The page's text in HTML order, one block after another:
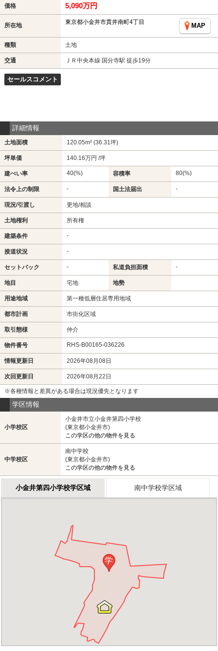
価格 5,090万円
所在地 東京都小金井市貫井南町4丁目
MAP
種類 土地
交通 ＪＲ中央本線 国分寺駅 徒歩19分
セールスコメント
詳細情報
土地面積 120.05m² (36.31坪)
坪単価 140.16万円 /坪
建ぺい率 40(%) 容積率 80(%)
法令上の制限 - 国土法届出 -
現況/引渡し 更地/相談
土地権利 所有権
建築条件 -
接道状況 -
セットバック - 私道負担面積 -
地目 宅地 地勢
用途地域 第一種低層住居専用地域
都市計画 市街化区域
取引態様 仲介
物件番号 RHS-B00165-036226
情報更新日 2026年08月08日
次回更新日 2026年08月22日
※各種情報と差異がある場合は現況優先となります
学区情報
小学校区
小金井市立小金井第四小学校
(東京都小金井市)
この学区の他の物件を見る
中学校区
南中学校
(東京都小金井市)
この学区の他の物件を見る
小金井第四小学校学区域 南中学校学区域
学